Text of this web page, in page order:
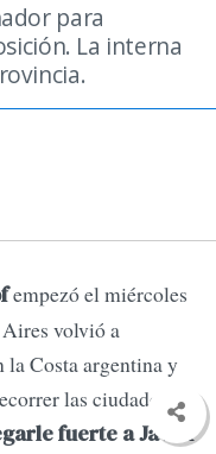
para
La interna
empezó el miércoles
volvió a
Costa argentina y
las ciudades
fuerte a Javier